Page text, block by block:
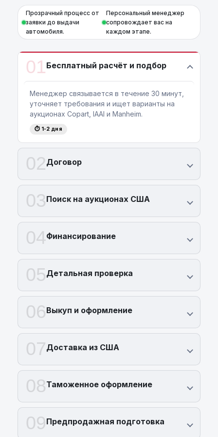
Прозрачный процесс от
заявки до выдачи
автомобиля.
Персональный менеджер
сопровождает вас на
каждом этапе.
01Бесплатный расчёт и подбор
Менеджер связывается в течение 30 минут,
уточняет требования и ищет варианты на
аукционах Copart, IAAI и Manheim.
⏱ 1-2 дня
02Договор
03Поиск на аукционах США
04Финансирование
05Детальная проверка
06Выкуп и оформление
07Доставка из США
08Таможенное оформление
09Предпродажная подготовка